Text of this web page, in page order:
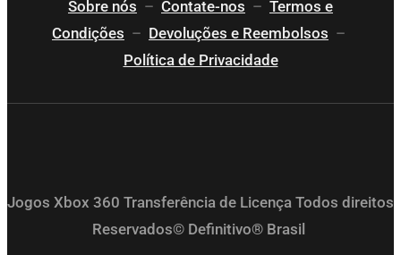
Sobre nós – Contate-nos – Termos e
Condições – Devoluções e Reembolsos –
Política de Privacidade
Jogos Xbox 360 Transferência de Licença Todos direitos
Reservados© Definitivo® Brasil